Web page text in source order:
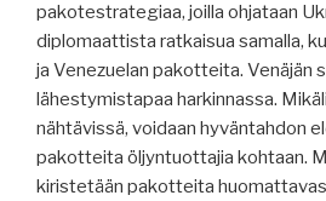
pakotestrategiaa, joilla ohjataan
diplomaattista ratkaisua samalla,
ja Venezuelan pakotteita. Venäjän
lähestymistapaa harkinnassa.
nähtävissä, voidaan hyväntahdon
pakotteita öljyntuottajia kohtaan.
kiristetään pakotteita